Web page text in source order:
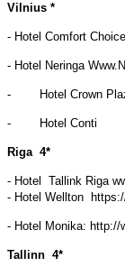
Vilnius *
- Hotel Comfort
- Hotel Neringa
- Hotel Crown
- Hotel Conti
Riga 4*
- Hotel Tallink Riga
- Hotel Wellton
- Hotel Monika: http://
Tallinn 4*